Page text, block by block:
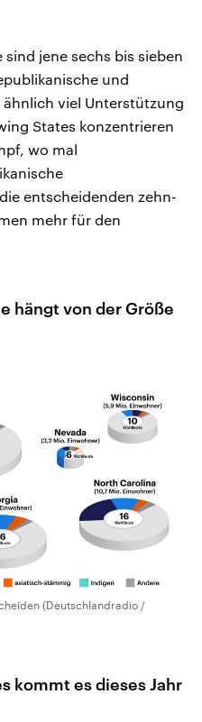
sind jene sechs bis sieben
und
viel Unterstützung
States konzentrieren
wo mal
entscheidenden zehn-
mehr für den
hängt von der Größe
(Deutschlandradio /
kommt es dieses Jahr